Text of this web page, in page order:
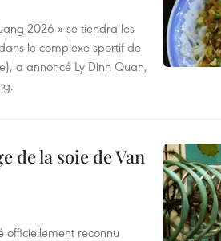
2026 » se tiendra les
le complexe sportif de
a annoncé Ly Dinh Quan,
de la soie de Van
officiellement reconnu